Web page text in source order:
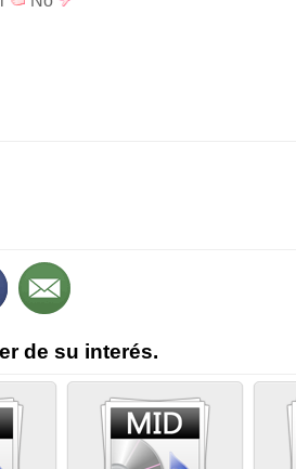
de su interés.